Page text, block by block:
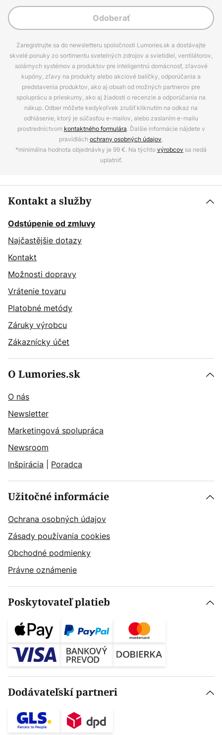
Odoberať
Zaregistrujte sa do newsletteru spoločnosti Lumories.sk a dostávajte
skvelé ponuky zo sortimentu svetelných zdrojov a svietidiel, ventilátorov,
solárnych systémov a produktov pre inteligentnú domácnosť, zľavové
kupóny, zľavy na produkty alebo akciové balíčky, odporúčania a
predstavenia produktov, ako aj obsah od možných partnerov pre
spoluprácu a prieskumy, ako aj žiadosti o recenzie a odporúčania na
nákup. Odber môžete kedykoľvek zrušiť kliknutím na odkaz na
odhlásenie, ktorý je súčasťou e-mailov, alebo zaslaním e-mailu
prostredníctvom kontaktného formulára. Ďalšie informácie nájdete v
pravidlách ochrany osobných údajov.
*minimálna hodnota objednávky je 99 €. Na týchtovýrobcov sa nedá
uplatniť.
Kontakt a služby
Odstúpenie od zmluvy
Najčastějšie dotazy
Kontakt
Možnosti dopravy
Vrátenie tovaru
Platobné metódy
Záruky výrobcu
Zákaznícky účet
O Lumories.sk
O nás
Newsletter
Marketingová spolupráca
Newsroom
Inšpirácia
Poradca
Užitočné informácie
Ochrana osobných údajov
Zásady používania cookies
Obchodné podmienky
Právne oznámenie
Poskytovateľ platieb
Dodávateľskí partneri